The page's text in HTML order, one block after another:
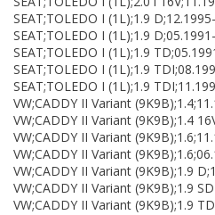
SEAT;TOLEDO I (1L);1.9
SEAT;TOLEDO I (1L);1.9
SEAT;TOLEDO I (1L);1.9
SEAT;TOLEDO I (1L);1.9
SEAT;TOLEDO I (1L);1.9
VW;CADDY II Variant
VW;CADDY II Variant (9K9B);1.4
VW;CADDY II Variant
VW;CADDY II Variant
VW;CADDY II Variant (9K9B);1.9
VW;CADDY II Variant (9K9B);1.9
VW;CADDY II Variant (9K9B);1.9